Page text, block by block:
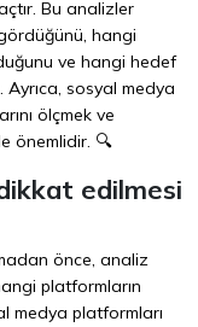
Bu analizler
hangi
ve hangi hedef
sosyal medya
ölçmek ve
önemlidir. 🔍
edilmesi
önce, analiz
platformların
medya platformları